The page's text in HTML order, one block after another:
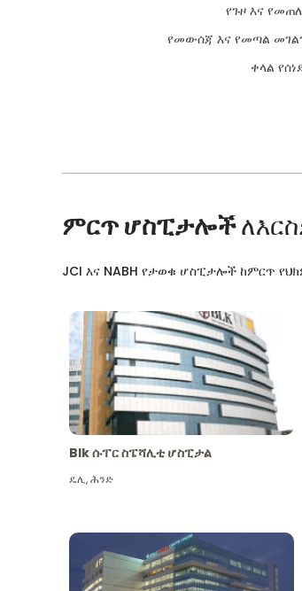
የጉዞ እና
የመውሰጃ እና የመጣል
ቀላል
ምርጥ ሆስፒታሎች
JCI እና NABH የታወቁ ሆስፒታሎች ከምርጥ
Blk ሱፐር ስፔሻሊቲ ሆስፒታል
ዴሊ,ሕንድ